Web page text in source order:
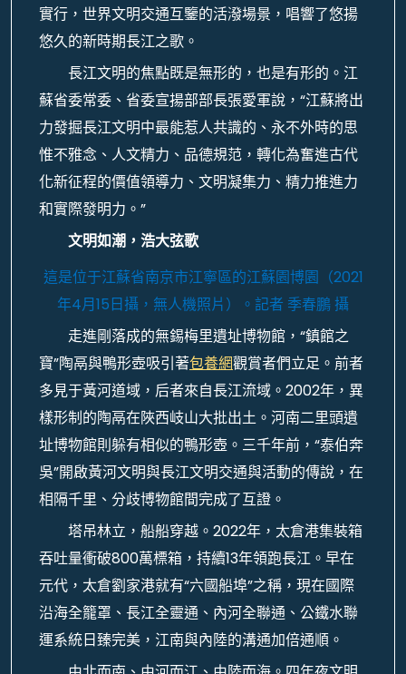
實行，世界文明交通互鑒的活潑場景，唱響了悠揚
悠久的新時期長江之歌。
長江文明的焦點既是無形的，也是有形的。江
蘇省委常委、省委宣揚部部長張愛軍說，“江蘇將出
力發掘長江文明中最能惹人共識的、永不外時的思
惟不雅念、人文精力、品德規范，轉化為奮進古代
化新征程的價值領導力、文明凝集力、精力推進力
和實際發明力。”
文明如潮，浩大弦歌
這是位于江蘇省南京市江寧區的江蘇園博園（2021
年4月15日攝，無人機照片）。 記者 季春鵬 攝
走進剛落成的無錫梅里遺址博物館，“鎮館之
寶”陶鬲與鴨形壺吸引著包養網觀賞者們立足。前者
多見于黃河道域，后者來自長江流域。2002年，異
樣形制的陶鬲在陜西岐山大批出土。河南二里頭遺
址博物館則躲有相似的鴨形壺。三千年前，“泰伯奔
吳”開啟黃河文明與長江文明交通與活動的傳說，在
相隔千里、分歧博物館間完成了互證。
塔吊林立，船船穿越。2022年，太倉港集裝箱
吞吐量衝破800萬標箱，持續13年領跑長江。早在
元代，太倉劉家港就有“六國船埠”之稱，現在國際
沿海全籠罩、長江全靈通、內河全聯通、公鐵水聯
運系統日臻完美，江南與內陸的溝通加倍通順。